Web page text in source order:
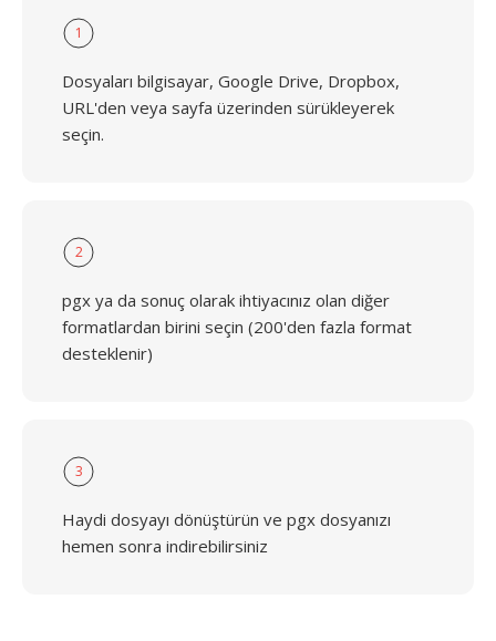
1
Dosyaları bilgisayar, Google Drive, Dropbox,
URL'den veya sayfa üzerinden sürükleyerek
seçin.
2
pgx ya da sonuç olarak ihtiyacınız olan diğer
formatlardan birini seçin (200'den fazla format
desteklenir)
3
Haydi dosyayı dönüştürün ve pgx dosyanızı
hemen sonra indirebilirsiniz